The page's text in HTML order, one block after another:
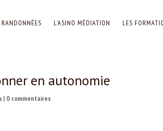
L’ASINO MÉDIATION LES
en autonomie
| 0 commentaires